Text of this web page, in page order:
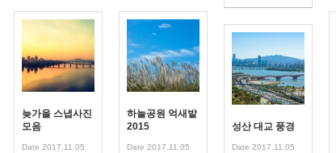
늦가을 스냅사진
모음
Date 2017.11.05
하늘공원 억새밭
2015
Date 2017.11.05
성산 대교 풍경
Date 2017.11.05